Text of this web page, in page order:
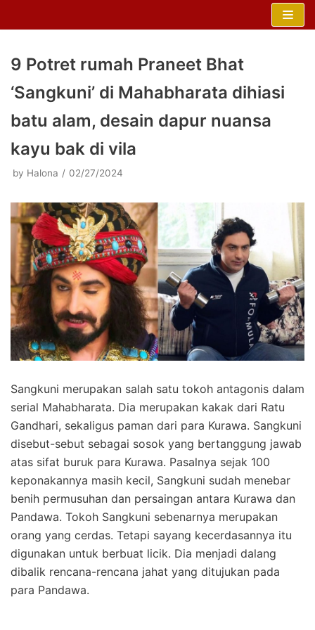
9 Potret rumah Praneet Bhat
‘Sangkuni’ di Mahabharata dihiasi
batu alam, desain dapur nuansa
kayu bak di vila
by Halona 02/27/2024
Sangkuni merupakan salah satu tokoh antagonis dalam
serial Mahabharata. Dia merupakan kakak dari Ratu
Gandhari, sekaligus paman dari para Kurawa. Sangkuni
disebut-sebut sebagai sosok yang bertanggung jawab
atas sifat buruk para Kurawa. Pasalnya sejak 100
keponakannya masih kecil, Sangkuni sudah menebar
benih permusuhan dan persaingan antara Kurawa dan
Pandawa. Tokoh Sangkuni sebenarnya merupakan
orang yang cerdas. Tetapi sayang kecerdasannya itu
digunakan untuk berbuat licik. Dia menjadi dalang
dibalik rencana-rencana jahat yang ditujukan pada
para Pandawa.